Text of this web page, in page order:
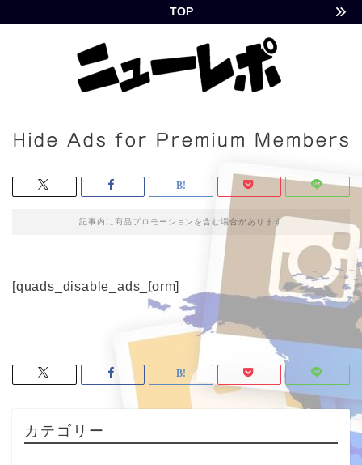
TOP
Hide Ads for Premium Members
記事内に商品プロモーションを含む場合があります
[quads_disable_ads_form]
カテゴリー